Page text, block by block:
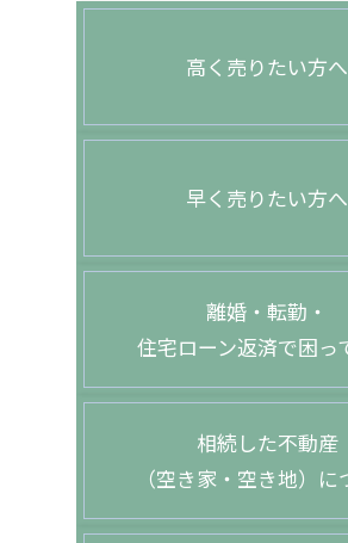
高く売りたい方へ
早く売りたい方へ
離婚・転勤・
住宅ローン返済で困っ
相続した不動産
（空き家・空き地）に